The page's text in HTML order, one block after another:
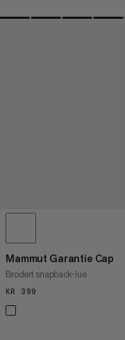
Mammut Garantie Cap
Brodert snapback-lue
KR 399